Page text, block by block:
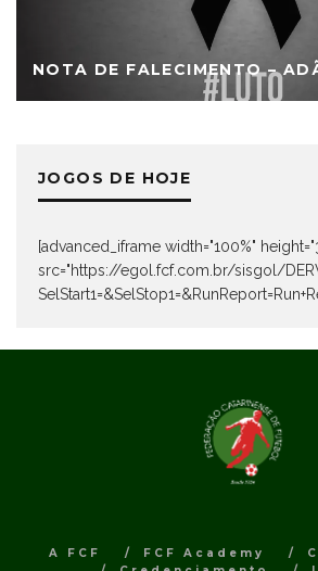
NOTA DE FALECIMENTO –
JOGOS DE HOJE
[advanced_iframe width="100%"
src="https://egol.fcf.com.br/sisgol/
A FCF FCF Academy